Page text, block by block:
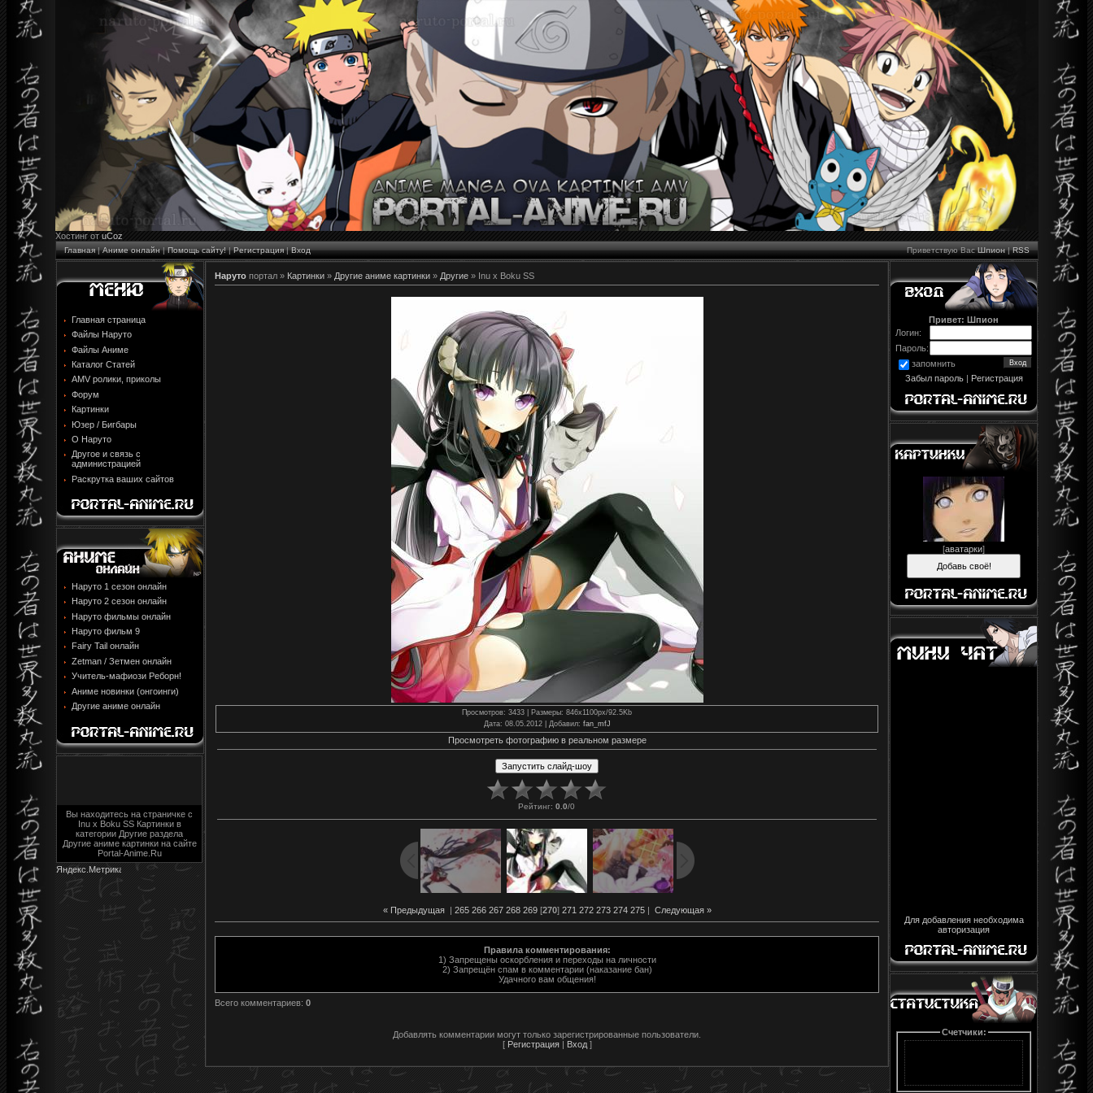
Хостинг от uCoz
Главная|Аниме онлайн|Помощь сайту!|Регистрация|Вход Приветствую Вас Шпион|RSS
Главная страница
Файлы Наруто
Файлы Аниме
Каталог Статей
AMV ролики, приколы
Форум
Картинки
Юзер / Бигбары
О Наруто
Другое и связь с
администрацией
Раскрутка ваших сайтов
Наруто 1 сезон онлайн
Наруто 2 сезон онлайн
Наруто фильмы онлайн
Наруто фильм 9
Fairy Tail онлайн
Zetman / Зетмен онлайн
Учитель-мафиози Реборн!
Аниме новинки (онгоинги)
Другие аниме онлайн
Вы находитесь на страничке с
Inu x Boku SS Картинки в
категории Другие раздела
Другие аниме картинки на сайте
Portal-Anime.Ru
Наруто портал » Картинки » Другие аниме картинки » Другие » Inu x Boku SS
Просмотров: 3433 | Размеры: 846x1100px/92.5Kb
Дата: 08.05.2012 | Добавил: fan_mfJ
Просмотреть фотографию в реальном размере
Рейтинг: 0.0/0
« Предыдущая| 265 266 267 268 269[270] 271 272 273 274 275| Следующая »
Правила комментирования:
1) Запрещены оскорбления и переходы на личности
2) Запрещён спам в комментарии (наказание бан)
Удачного вам общения!
Всего комментариев: 0
Добавлять комментарии могут только зарегистрированные пользователи.
[ Регистрация| Вход]
Привет: Шпион
Логин:
Пароль:
запомнить
Забыл пароль| Регистрация
[аватарки]
Для добавления необходима
авторизация
Счетчики: